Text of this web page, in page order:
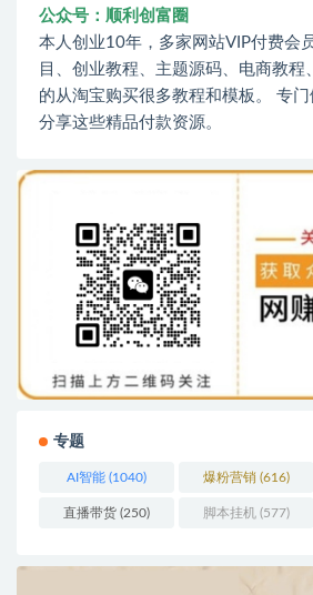
公众号：顺利创富圈
本人创业10年，多家网站VIP付费会
目、创业教程、主题源码、电商教程
的从淘宝购买很多教程和模板。 专
分享这些精品付款资源。
专题
AI智能 (1040) 爆粉营销 (616)
直播带货 (250) 脚本挂机 (577)